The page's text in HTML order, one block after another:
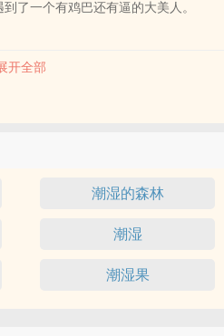
了一个有鸡巴还有逼的大美人。
体反感人士请慎入。
开全部
潮湿的森林
潮湿
潮湿果